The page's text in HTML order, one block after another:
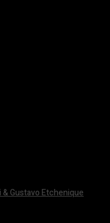
Gustavo Etchenique